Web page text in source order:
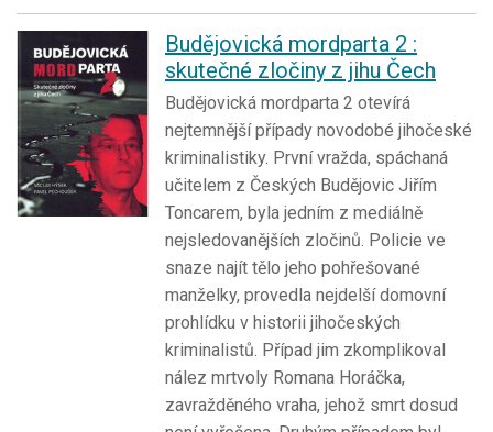
Budějovická mordparta 2 :
skutečné zločiny z jihu Čech
Budějovická mordparta 2 otevírá
nejtemnější případy novodobé jihočeské
kriminalistiky. První vražda, spáchaná
učitelem z Českých Budějovic Jiřím
Toncarem, byla jedním z mediálně
nejsledovanějších zločinů. Policie ve
snaze najít tělo jeho pohřešované
manželky, provedla nejdelší domovní
prohlídku v historii jihočeských
kriminalistů. Případ jim zkomplikoval
nález mrtvoly Romana Horáčka,
zavražděného vraha, jehož smrt dosud